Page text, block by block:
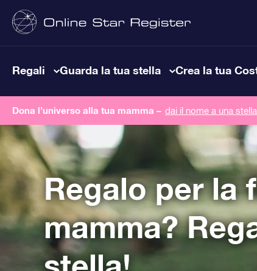
Regali Guarda la tua stella Crea la tua
Dona l’universo alla tua mamma – dai il nome a una
Regalo per la
mamma?